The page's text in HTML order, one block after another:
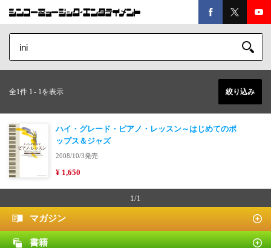
全1件 1 - 1を表示 絞り込み
ハイ・グレード・ピアノ・レッスン～はじめてのポ
ップス＆ジャズ
2008/10/3発売
¥ 1,650
1/1
マガジン
書籍